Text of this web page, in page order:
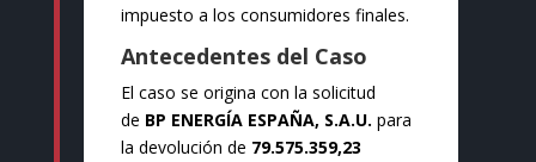
impuesto a los consumidores finales.
Antecedentes del Caso
El caso se origina con la solicitud
de BP ENERGÍA ESPAÑA, S.A.U. para
la devolución de 79.575.359,23